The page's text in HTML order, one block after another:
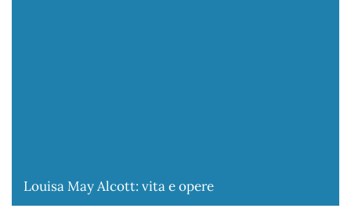
Louisa May Alcott: vita e opere